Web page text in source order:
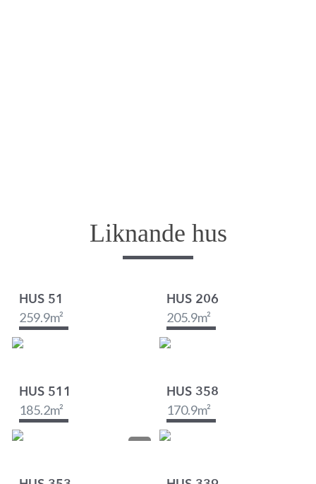
Liknande hus
HUS 51
259.9m²
HUS 206
205.9m²
HUS 511
185.2m²
HUS 358
170.9m²